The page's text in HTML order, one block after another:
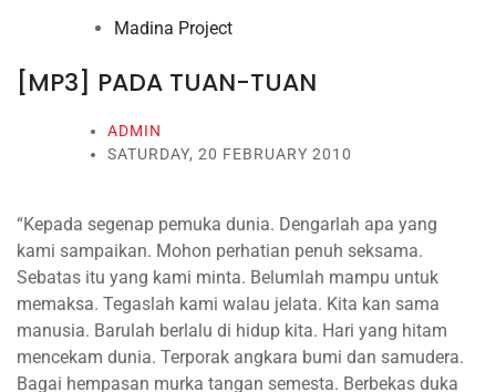
Madina Project
[MP3] PADA TUAN-TUAN
ADMIN
SATURDAY, 20 FEBRUARY 2010
“Kepada segenap pemuka dunia. Dengarlah apa yang
kami sampaikan. Mohon perhatian penuh seksama.
Sebatas itu yang kami minta. Belumlah mampu untuk
memaksa. Tegaslah kami walau jelata. Kita kan sama
manusia. Barulah berlalu di hidup kita. Hari yang hitam
mencekam dunia. Terporak angkara bumi dan samudera.
Bagai hempasan murka tangan semesta. Berbekas duka